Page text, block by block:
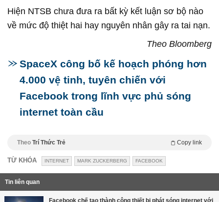
Hiện NTSB chưa đưa ra bất kỳ kết luận sơ bộ nào
về mức độ thiệt hai hay nguyên nhân gây ra tai nạn.
Theo Bloomberg
SpaceX công bố kế hoạch phóng hơn
4.000 vệ tinh, tuyên chiến với
Facebook trong lĩnh vực phủ sóng
internet toàn cầu
Theo Trí Thức Trẻ Copy link
TỪ KHÓA INTERNET MARK ZUCKERBERG FACEBOOK
Tin liên quan
Facebook chế tạo thành công thiết bị phát sóng internet với